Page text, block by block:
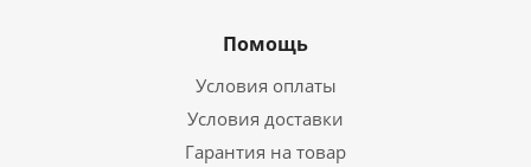
Помощь
Условия оплаты
Условия доставки
Гарантия на товар